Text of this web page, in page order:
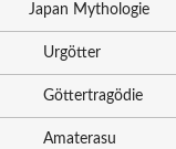
Japan Mythologie
Urgötter
Göttertragödie
Amaterasu